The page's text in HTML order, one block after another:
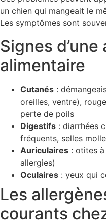
un chien qui mangeait le
Les symptômes sont
Signes d’une
alimentaire
Cutanés :
oreilles, ventre),
perte de poils
Digestifs : diarrhées
fréquents, selles
Auriculaires : otites
allergies)
Oculaires : yeux qui
Les
courants